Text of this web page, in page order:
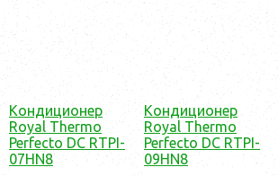
Кондиционер
Royal Thermo
Perfecto DC RTPI-
07HN8
Кондиционер
Royal Thermo
Perfecto DC RTPI-
09HN8